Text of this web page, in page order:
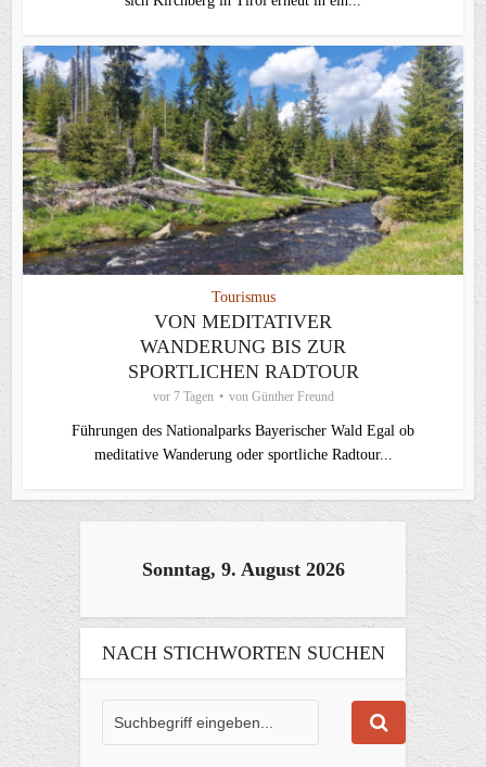
Tourismus
VON MEDITATIVER
WANDERUNG BIS ZUR
SPORTLICHEN RADTOUR
vor 7 Tagen von Günther Freund
Führungen des Nationalparks Bayerischer Wald Egal ob
meditative Wanderung oder sportliche Radtour...
Sonntag, 9. August 2026
NACH STICHWORTEN SUCHEN